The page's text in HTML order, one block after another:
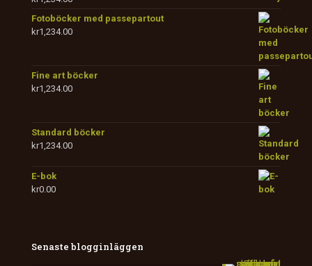
Fotoböcker med passepartout
kr1,234.00
Fine art böcker
kr1,234.00
Standard böcker
kr1,234.00
E-bok
kr0.00
Senaste blogginläggen